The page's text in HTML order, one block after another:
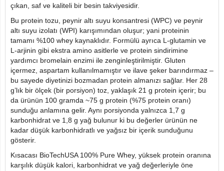
çıkan, saf ve kaliteli bir besin takviyesidir.
Bu protein tozu, peynir altı suyu konsantresi (WPC) ve peynir
altı suyu izolatı (WPI) karışımından oluşur; yani proteinin
tamamı %100 whey kaynaklıdır. Formülü ayrıca L-glutamin ve
L-arjinin gibi ekstra amino asitlerle ve protein sindirimine
yardımcı bromelain enzimi ile zenginleştirilmiştir. Gluten
içermez, aspartam kullanılmamıştır ve ilave şeker barındırmaz –
bu sayede diyetinizi bozmadan protein almanızı sağlar. Her 28
g’lık bir ölçek (bir porsiyon) toz, yaklaşık 21 g protein içerir; bu
da ürünün 100 gramda ~75 g protein (%75 protein oranı)
sunduğu anlamına gelir. Aynı porsiyonda yalnızca 1,7 g
karbonhidrat ve 1,8 g yağ bulunur ki bu değerler ürünün ne
kadar düşük karbonhidratlı ve yağsız bir içerik sunduğunu
gösterir.
Kısacası BioTechUSA 100% Pure Whey, yüksek protein oranına
karşılık düşük kalori, karbonhidrat ve yağ değerleriyle öne